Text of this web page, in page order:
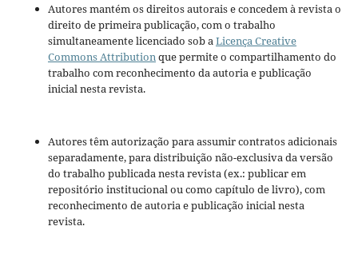
Autores mantém os direitos autorais e concedem à revista o
direito de primeira publicação, com o trabalho
simultaneamente licenciado sob aLicença Creative
Commons Attributionque permite o compartilhamento do
trabalho com reconhecimento da autoria e publicação
inicial nesta revista.
Autores têm autorização para assumir contratos adicionais
separadamente, para distribuição não-exclusiva da versão
do trabalho publicada nesta revista (ex.: publicar em
repositório institucional ou como capítulo de livro), com
reconhecimento de autoria e publicação inicial nesta
revista.